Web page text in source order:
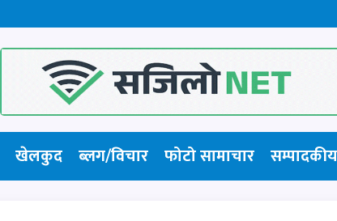
खेलकुद ब्लग/विचार फोटो सामाचार​ सम्पादकीय